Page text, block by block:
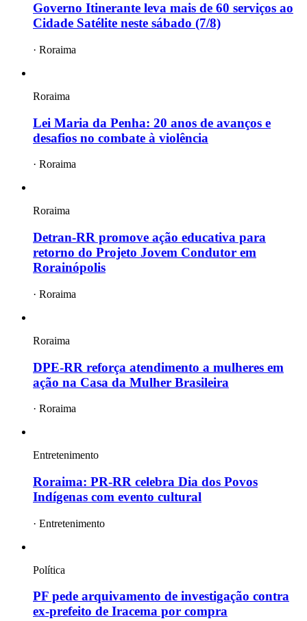
Governo Itinerante leva mais de 60 serviços ao
Cidade Satélite neste sábado (7/8)
· Roraima
Roraima
Lei Maria da Penha: 20 anos de avanços e
desafios no combate à violência
· Roraima
Roraima
Detran-RR promove ação educativa para
retorno do Projeto Jovem Condutor em
Rorainópolis
· Roraima
Roraima
DPE-RR reforça atendimento a mulheres em
ação na Casa da Mulher Brasileira
· Roraima
Entretenimento
Roraima: PR-RR celebra Dia dos Povos
Indígenas com evento cultural
· Entretenimento
Política
PF pede arquivamento de investigação contra
ex-prefeito de Iracema por compra